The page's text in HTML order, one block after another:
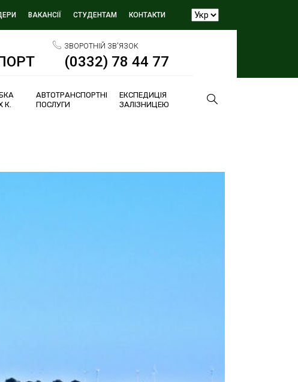
ВАКАНСІЇ СТУДЕНТАМ КОНТАКТИ
ЗВОРОТНІЙ ЗВ'ЯЗОК
(0332) 78 44 77
К.
АВТОТРАНСПОРТНІ
ПОСЛУГИ
ЕКСПЕДИЦІЯ
ЗАЛІЗНИЦЕЮ